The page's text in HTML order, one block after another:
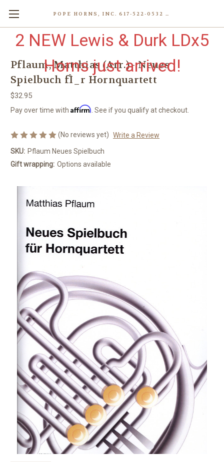
POPE HORNS, INC. 617-522-0532 80 WENHAM ST, JAMAICA PLAIN (BOSTON) MA 02130 (KEN@POPEHORNS.COM)
2 NEW Lewis & Durk LDx5
Horns just arrived!
Pflaum, Matthias (Arr.) - Neues
Spielbuch fÌ_r Hornquartett
$32.95
Pay over time with Affirm . See if you qualify at checkout.
(No reviews yet) Write a Review
SKU: Pflaum Neues Spielbuch
Gift wrapping: Options available